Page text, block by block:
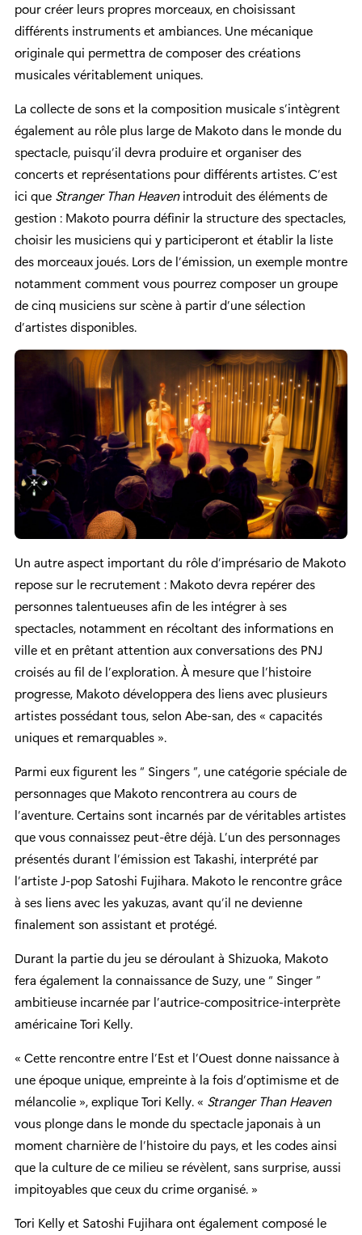
pour créer leurs propres morceaux, en choisissant
différents instruments et ambiances. Une mécanique
originale qui permettra de composer des créations
musicales véritablement uniques.
La collecte de sons et la composition musicale s’intègrent
également au rôle plus large de Makoto dans le monde du
spectacle, puisqu’il devra produire et organiser des
concerts et représentations pour différents artistes. C’est
ici que Stranger Than Heavenintroduit des éléments de
gestion : Makoto pourra définir la structure des spectacles,
choisir les musiciens qui y participeront et établir la liste
des morceaux joués. Lors de l’émission, un exemple montre
notamment comment vous pourrez composer un groupe
de cinq musiciens sur scène à partir d’une sélection
d’artistes disponibles.
Un autre aspect important du rôle d’imprésario de Makoto
repose sur le recrutement : Makoto devra repérer des
personnes talentueuses afin de les intégrer à ses
spectacles, notamment en récoltant des informations en
ville et en prêtant attention aux conversations des PNJ
croisés au fil de l’exploration. À mesure que l’histoire
progresse, Makoto développera des liens avec plusieurs
artistes possédant tous, selon Abe-san, des « capacités
uniques et remarquables ».
Parmi eux figurent les “ Singers ”, une catégorie spéciale de
personnages que Makoto rencontrera au cours de
l’aventure. Certains sont incarnés par de véritables artistes
que vous connaissez peut-être déjà. L’un des personnages
présentés durant l’émission est Takashi, interprété par
l’artiste J-pop Satoshi Fujihara. Makoto le rencontre grâce
à ses liens avec les yakuzas, avant qu’il ne devienne
finalement son assistant et protégé.
Durant la partie du jeu se déroulant à Shizuoka, Makoto
fera également la connaissance de Suzy, une “ Singer ”
ambitieuse incarnée par l’autrice-compositrice-interprète
américaine Tori Kelly.
« Cette rencontre entre l’Est et l’Ouest donne naissance à
une époque unique, empreinte à la fois d’optimisme et de
mélancolie », explique Tori Kelly. « Stranger Than Heaven
vous plonge dans le monde du spectacle japonais à un
moment charnière de l’histoire du pays, et les codes ainsi
que la culture de ce milieu se révèlent, sans surprise, aussi
impitoyables que ceux du crime organisé. »
Tori Kelly et Satoshi Fujihara ont également composé le